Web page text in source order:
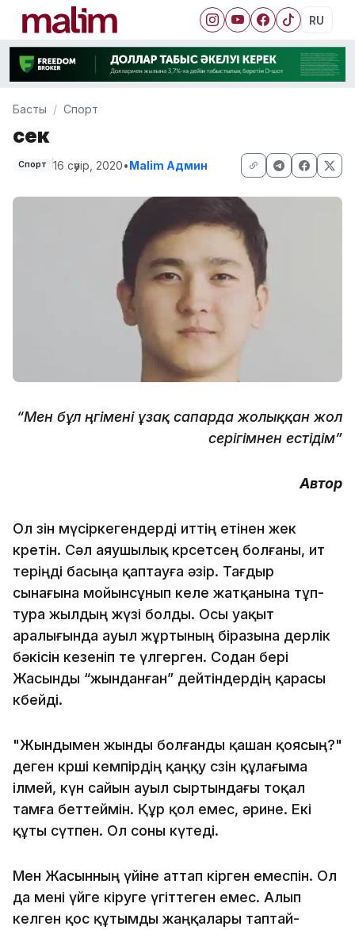
RU
Басты Спорт
Өсек
Спорт 16 сәуір, 2020•Malim Админ
“Мен бұл әңгімені ұзақ сапарда жолыққан жол
серігімнен естідім”
Автор
Ол өзін мүсіркегендерді иттің етінен жек
көретін. Сәл аяушылық көрсетсең болғаны, ит
теріңді басыңа қаптауға әзір. Тағдыр
сынағына мойынсұнып келе жатқанына тұп-
тура жылдың жүзі болды. Осы уақыт
аралығында ауыл жұртының біразына дерлік
бәкісін кезеніп те үлгерген. Содан бері
Жасынды “жынданған” дейтіндердің қарасы
көбейді.
"Жындымен жынды болғанды қашан қоясың?"
деген көрші кемпірдің қаңқу сөзін құлағыма
ілмей, күн сайын ауыл сыртындағы тоқал
тамға беттеймін. Құр қол емес, әрине. Екі
құты сүтпен. Ол соны күтеді.
Мен Жасынның үйіне аттап кірген емеспін. Ол
да мені үйге кіруге үгіттеген емес. Алып
келген қос құтымды жаңқалары таптай-